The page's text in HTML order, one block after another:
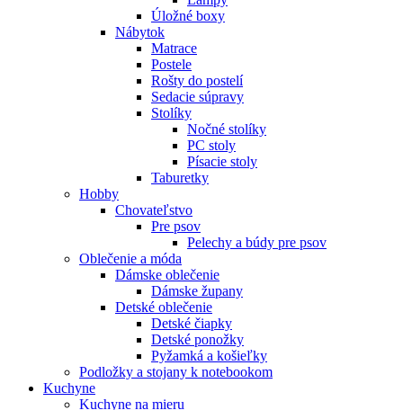
Úložné boxy
Nábytok
Matrace
Postele
Rošty do postelí
Sedacie súpravy
Stolíky
Nočné stolíky
PC stoly
Písacie stoly
Taburetky
Hobby
Chovateľstvo
Pre psov
Pelechy a búdy pre psov
Oblečenie a móda
Dámske oblečenie
Dámske župany
Detské oblečenie
Detské čiapky
Detské ponožky
Pyžamká a košieľky
Podložky a stojany k notebookom
Kuchyne
Kuchyne na mieru